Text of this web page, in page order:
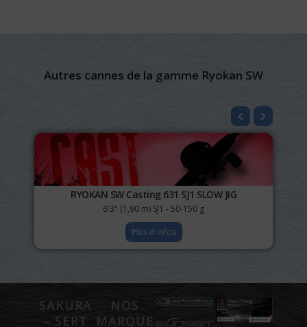
Autres cannes de la gamme Ryokan SW
RYOKAN SW Casting 631 SJ1 SLOW JIG
6'3" (1,90 m) SJ1 - 50-150 g
Plus d'infos
SAKURA
– SERT
NOS
MARQUES